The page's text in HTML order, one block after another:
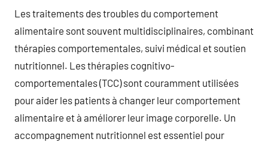
Les traitements des troubles du comportement
alimentaire sont souvent multidisciplinaires, combinant
thérapies comportementales, suivi médical et soutien
nutritionnel. Les thérapies cognitivo-
comportementales (TCC) sont couramment utilisées
pour aider les patients à changer leur comportement
alimentaire et à améliorer leur image corporelle. Un
accompagnement nutritionnel est essentiel pour